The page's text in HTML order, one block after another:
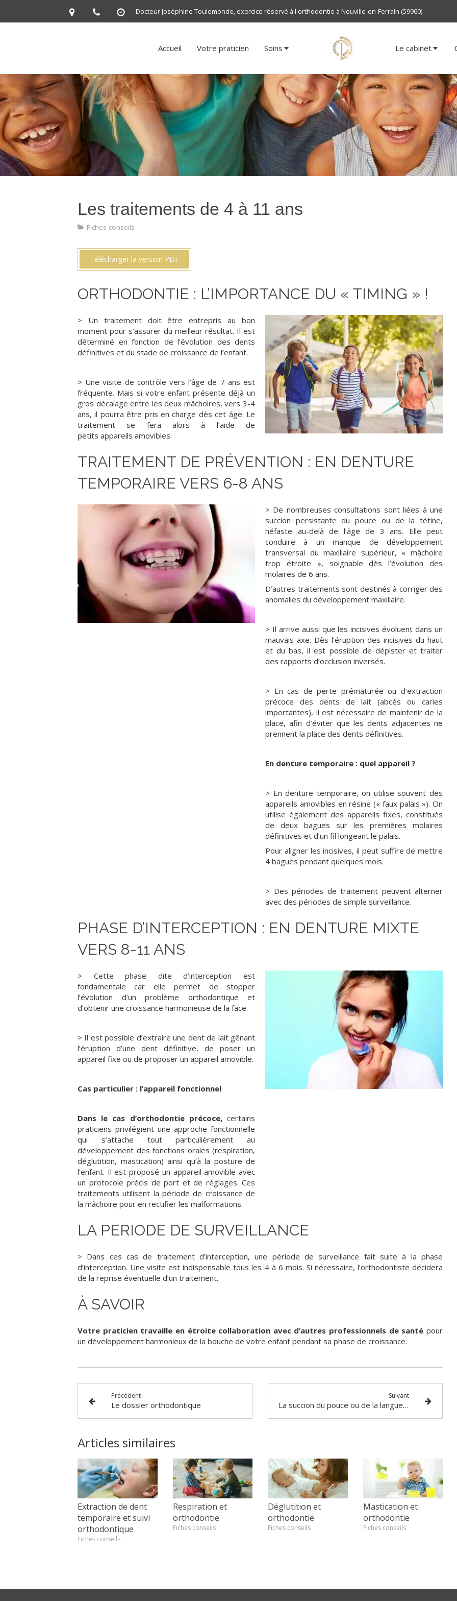
Docteur Joséphine Toulemonde, exercice réservé à l'orthodontie à Neuville-en-Ferrain (59960)
Accueil Votre praticien Soins Le cabinet
Les traitements de 4 à 11 ans
Fiches conseils
Télécharger la version PDF
ORTHODONTIE : L’IMPORTANCE DU « TIMING » !
> Un traitement doit être entrepris au bon
moment pour s’assurer du meilleur résultat. Il est
déterminé en fonction de l’évolution des dents
définitives et du stade de croissance de l’enfant.
> Une visite de contrôle vers l’âge de 7 ans est
fréquente. Mais si votre enfant présente déjà un
gros décalage entre les deux mâchoires, vers 3-4
ans, il pourra être pris en charge dès cet âge. Le
traitement se fera alors à l’aide de
petits appareils amovibles.
TRAITEMENT DE PRÉVENTION : EN DENTURE
TEMPORAIRE VERS 6-8 ANS
> De nombreuses consultations sont liées à une
succion persistante du pouce ou de la tétine,
néfaste au-delà de l’âge de 3 ans. Elle peut
conduire à un manque de développement
transversal du maxillaire supérieur, « mâchoire
trop étroite », soignable dès l’évolution des
molaires de 6 ans.
D’autres traitements sont destinés à corriger des
anomalies du développement maxillaire.
> Il arrive aussi que les incisives évoluent dans un
mauvais axe. Dès l’éruption des incisives du haut
et du bas, il est possible de dépister et traiter
des rapports d’occlusion inversés.
> En cas de perte prématurée ou d’extraction
précoce des dents de lait (abcès ou caries
importantes), il est nécessaire de maintenir de la
place, afin d’éviter que les dents adjacentes ne
prennent la place des dents définitives.
En denture temporaire : quel appareil ?
> En denture temporaire, on utilise souvent des
appareils amovibles en résine (« faux palais »). On
utilise également des appareils fixes, constitués
de deux bagues sur les premières molaires
définitives et d’un fil longeant le palais.
Pour aligner les incisives, il peut suffire de mettre
4 bagues pendant quelques mois.
> Des périodes de traitement peuvent alterner
avec des périodes de simple surveillance.
PHASE D’INTERCEPTION : EN DENTURE MIXTE
VERS 8-11 ANS
> Cette phase dite d’interception est
fondamentale car elle permet de stopper
l’évolution d’un problème orthodontique et
d’obtenir une croissance harmonieuse de la face.
> Il est possible d’extraire une dent de lait gênant
l’éruption d’une dent définitive, de poser un
appareil fixe ou de proposer un appareil amovible.
Cas particulier : l’appareil fonctionnel
Dans le cas d’orthodontie précoce,certains
praticiens privilégient une approche fonctionnelle
qui s’attache tout particulièrement au
développement des fonctions orales (respiration,
déglutition, mastication) ainsi qu’à la posture de
l’enfant. Il est proposé un appareil amovible avec
un protocole précis de port et de réglages. Ces
traitements utilisent la période de croissance de
la mâchoire pour en rectifier les malformations.
LA PERIODE DE SURVEILLANCE
> Dans ces cas de traitement d’interception, une période de surveillance fait suite à la phase
d’interception. Une visite est indispensable tous les 4 à 6 mois. Si nécessaire, l’orthodontiste décidera
de la reprise éventuelle d’un traitement.
À SAVOIR
Votre praticien travaille en étroite collaboration avec d’autres professionnels de santé pour
un développement harmonieux de la bouche de votre enfant pendant sa phase de croissance.
Précédent
Le dossier orthodontique
Suivant
La succion du pouce ou de la langue : faut-il intervenir ?
Articles similaires
Extraction de dent
temporaire et suivi
orthodontique
Fiches conseils
Respiration et
orthodontie
Fiches conseils
Déglutition et
orthodontie
Fiches conseils
Mastication et
orthodontie
Fiches conseils